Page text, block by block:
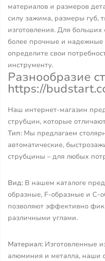
материалов и размеров
силу зажима, размеры губ,
изготовления. Для
более прочные и
определите свои
инструменту.
Разнообразие
https://
Наш интернет-магазин
струбцин, которые
Тип: Мы предлагаем
автоматические,
струбцины – для любых
Вид: В нашем каталоге
образные, F-образные и C-
позволяют эффективно
различными углами.
Материал: Изготовленные
алюминия и металла, наши